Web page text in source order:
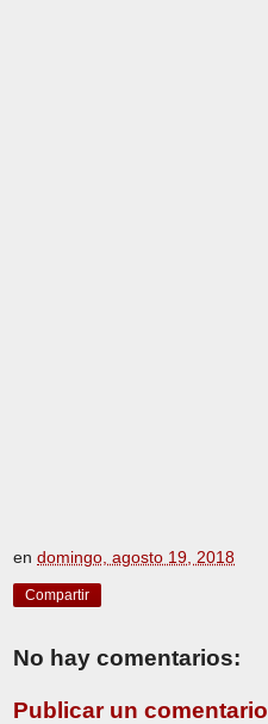
en domingo, agosto 19, 2018
Compartir
No hay comentarios:
Publicar un comentario